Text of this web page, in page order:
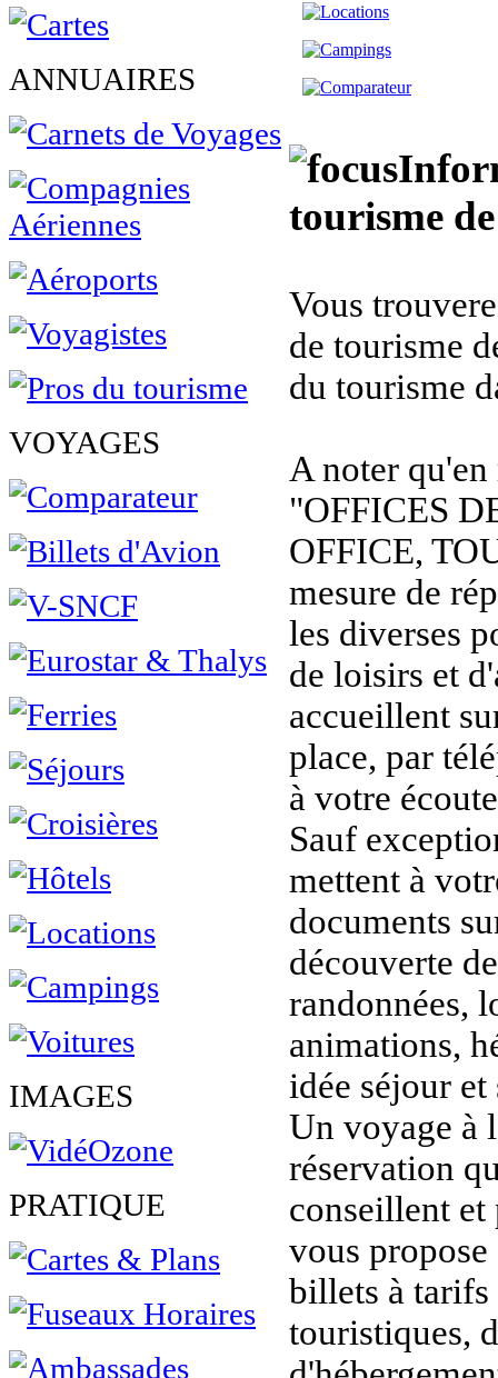
ANNUAIRES
VOYAGES
IMAGES
PRATIQUE
tourisme
Vous
de tourisme
du tourisme
A noter
"OFFICES
OFFICE,
mesure de
les diverses
de loisirs et
accueillent
place, par
à votre
Sauf
mettent à
documents
découverte
randonnées,
animations,
idée séjour et
Un voyage à
réservation
conseillent et
vous
billets à
touristiques,